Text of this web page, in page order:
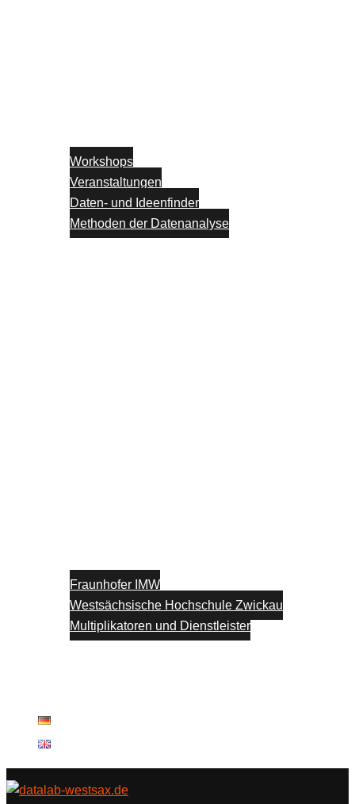
Workshops
Veranstaltungen
Daten- und Ideenfinder
Methoden der Datenanalyse
Fraunhofer IMW
Westsächsische Hochschule Zwickau
Multiplikatoren und Dienstleister